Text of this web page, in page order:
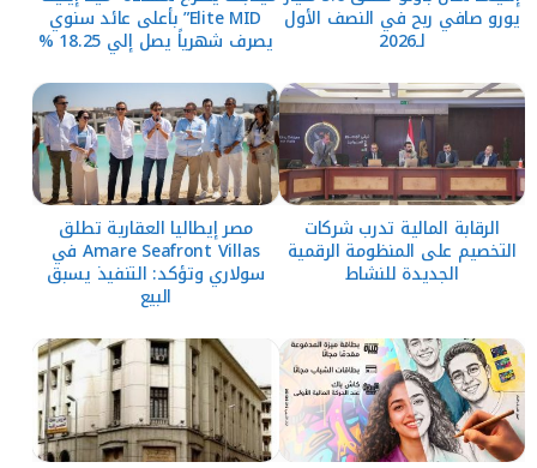
يورو صافي ربح في النصف الأول
لـ2026
Elite MID” بأعلى عائد سنوي
يصرف شهرياً يصل إلي 18.25 %
الرقابة المالية تدرب شركات
التخصيم على المنظومة الرقمية
الجديدة للنشاط
مصر إيطاليا العقارية تطلق
Amare Seafront Villas في
سولاري وتؤكد: التنفيذ يسبق
البيع